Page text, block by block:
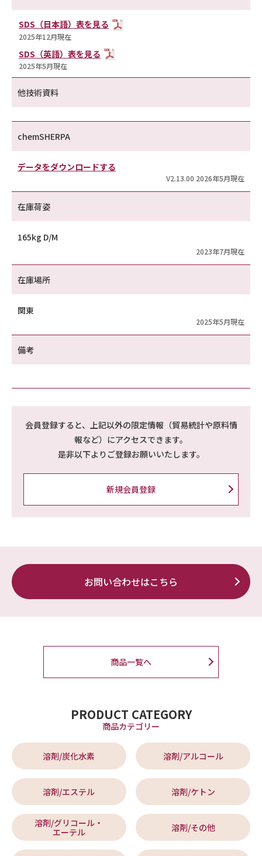
SDS（日本語）表を見る
2025年12月現在
SDS（英語）表を見る
2025年5月現在
他技術資料
chemSHERPA
データをダウンロードする
V2.13.00 2026年5月現在
在庫荷姿
165kg D/M
2023年7月現在
在庫場所
関東
2025年5月現在
備考
会員登録すると、上記以外の限定情報（貿易統計や原料情
報など）にアクセスできます。
是非以下よりご登録お願いいたします。
新規会員登録
お問い合わせはこちら
商品一覧へ
PRODUCT CATEGORY
商品カテゴリー
溶剤/炭化水素 溶剤/アルコール
溶剤/エステル 溶剤/ケトン
溶剤/グリコール・
エーテル
溶剤/その他